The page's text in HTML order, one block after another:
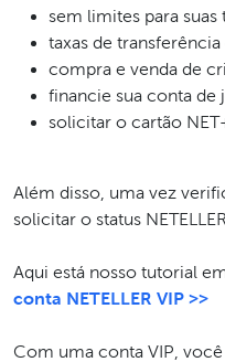
sem limites para
taxas de
compra e venda de
financie sua conta de
solicitar o cartão
Além disso, uma vez
solicitar o status NETELLER
Aqui está nosso tutorial
conta NETELLER VIP >>
Com uma conta VIP,